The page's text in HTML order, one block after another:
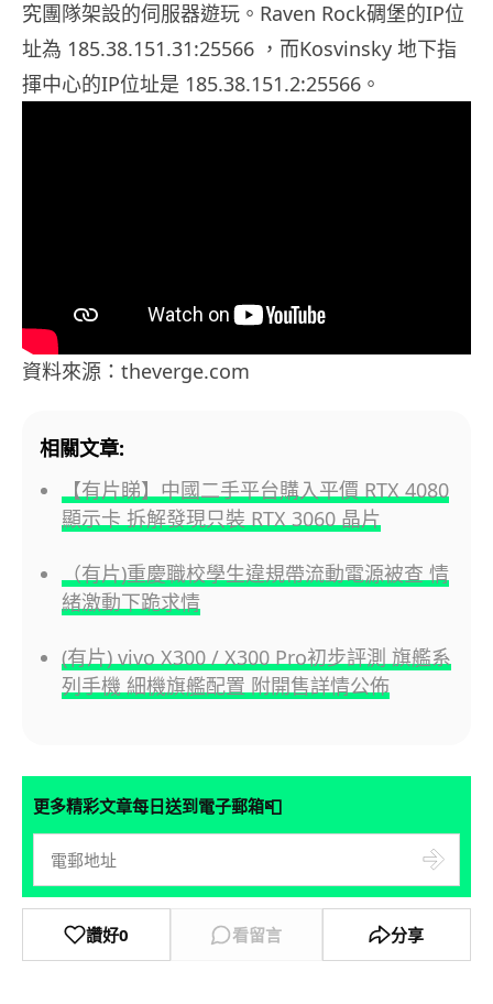
究團隊架設的伺服器遊玩。Raven Rock碉堡的IP位
址為 185.38.151.31:25566 ，而Kosvinsky 地下指
揮中心的IP位址是 185.38.151.2:25566。
資料來源：theverge.com
相關文章:
【有片睇】中國二手平台購入平價 RTX 4080
顯示卡 拆解發現只裝 RTX 3060 晶片
（有片)重慶職校學生違規帶流動電源被查 情
緒激動下跪求情
(有片) vivo X300 / X300 Pro初步評測 旗艦系
列手機 細機旗艦配置 附開售詳情公佈
更多精彩文章每日送到電子郵箱📮
讚好0 看留言 分享